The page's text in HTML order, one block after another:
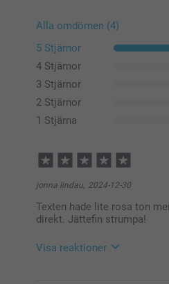
Alla omdömen (4)
5 Stjärnor
4 Stjärnor
3 Stjärnor
2 Stjärnor
1 Stjärna
jonna lindau, 2024-12-30
Texten hade lite rosa ton
direkt. Jättefin strumpa!
Visa reaktioner